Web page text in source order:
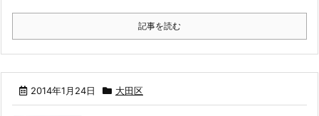
記事を読む
2014年1月24日 大田区